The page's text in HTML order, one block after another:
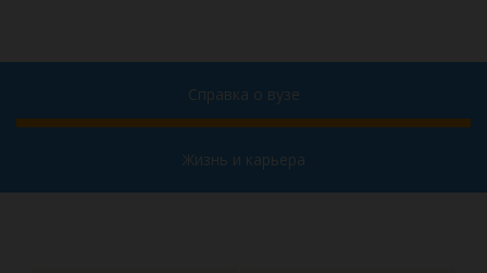
Справка о вузе
Жизнь и карьера